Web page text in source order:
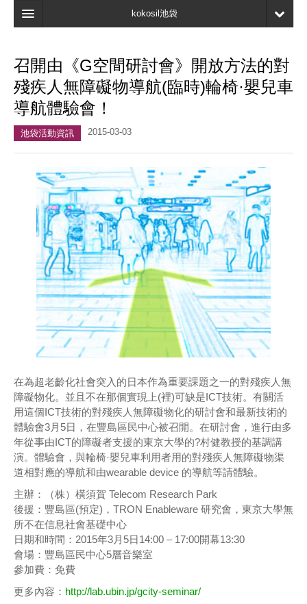
kokosil池袋
地圖
最新資訊
口碑
我的頁面
書簽
召開由《G空間研討會》開放方法的對
殘疾人無障礙物導航(臨時)輪椅·嬰兒車
導航體驗會！
池袋活動資訊 2015-03-03
在為超老齡化社會突入的日本作為重要課題之一的對殘疾人無
障礙物化。並且不在那個實現上(裡)可缺是ICT技術。有關活
用這個ICT技術的對殘疾人無障礙物化的研討會和最新技術的
體驗會3月5日，在豐島區民中心被召開。在研討會，進行由多
年從事由ICT的障礙者支援的東京大學的?村健教授的基調講
演。體驗會，與輪椅·嬰兒車利用者用的對殘疾人無障礙物渠
道相對應的導航和由wearable device 的導航等請體驗。
主辦：（株）橫須賀 Telecom Research Park
後援：豐島區(預定)，TRON Enableware 研究會，東京大學無
所不在信息社會基礎中心
日期和時間：2015年3月5日14:00 – 17:00開幕13:30
會場：豐島區民中心5層音樂室
參加費：免費
更多內容： http://lab.ubin.jp/gcity-seminar/